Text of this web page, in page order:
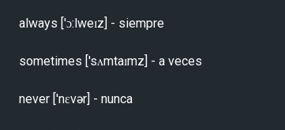
always ['ɔ:lweɪz] - siempre
sometimes ['sʌmtaɪmz] - a veces
never ['nɛvər] - nunca